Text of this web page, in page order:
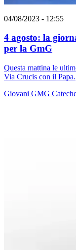
04/08/2023 - 12:55
4 agosto: la
per la GmG
Questa mattina le
Via Crucis con il Papa.
Giovani GMG